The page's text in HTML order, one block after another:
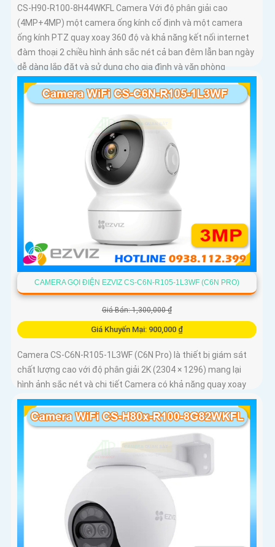
CS-H90-R100-8H44WKFL Camera Với độ phân giải cao
(4MP+4MP) một camera ống kính cố định và một camera
ống kính PTZ quay xoay 360 độ và khả năng kết nối internet
đàm thoại 2 chiều hình ảnh sắc nét cả ban đêm lẫn ban ngày
dễ dàng lắp đặt và sử dụng cho gia đình và văn phòng
Camera an ninh không dây CS-H90-R100-8H44WKFL mang
đến sự an toàn và tiện lợi.
CAMERA GỌI ĐIỆN EZVIZ CS-C6N-R105-1L3WF (C6N PRO)
Giá Bán: 1,300,000 ₫
Giá Khuyến Mại: 900,000 ₫
Camera CS-C6N-R105-1L3WF (C6N Pro) là thiết bị giám sát
chất lượng cao với độ phân giải 2K (2304 × 1296) mang lại
hình ảnh sắc nét và chi tiết Camera có khả năng quay xoay
360 độ đàm thoại 2 chiều tích hợp nút gọi điện cảm ứng tiện
lợi giúp bạn dễ dàng tương tác từ xa Ngoài ra camera còn
được trang bị công nghệ phát hiện chuyển động thông minh
tăng cường an ninh cho không gian của bạn. Loại Camera
quan sát Wifi Không Dây CS-C6N-R105-1L3WF 3